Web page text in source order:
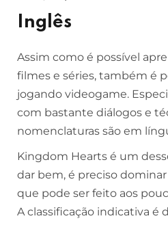
Inglês
Assim como é possível
filmes e séries, também é
jogando videogame.
com bastante diálogos e
nomenclaturas são em
Kingdom Hearts é um
dar bem, é preciso
que pode ser feito aos
A classificação indicativa é